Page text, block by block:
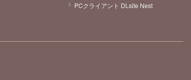
PCクライアント DLsite Nest